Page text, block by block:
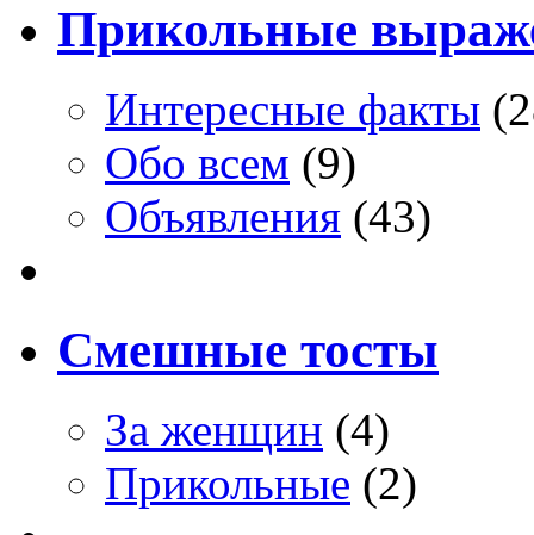
Прикольные
Интересные факты
Обо всем (9)
Объявления (43)
Смешные тосты
За женщин (4)
Прикольные (2)